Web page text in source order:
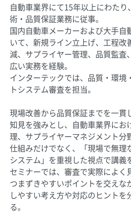
自動車業界にて15年以上にわた
術・品質保証業務に従事。
国内自動車メーカーおよび大手自
いて、新規ライン立上げ、工程改
減、サプライヤー管理、品質監査
広い実務を経験。
インターテックでは、品質・環境
トシステム審査を担当。
現場改善から品質保証までを一貫
知見を強みとし、自動車業界にお
理、サプライヤーマネジメント分
仕組みだけでなく、「現場で無理
システム」を重視した視点で講義
セミナーでは、審査で実際によく
つまずきやすいポイントを交えな
しやすい考え方や対応のヒントを
る。